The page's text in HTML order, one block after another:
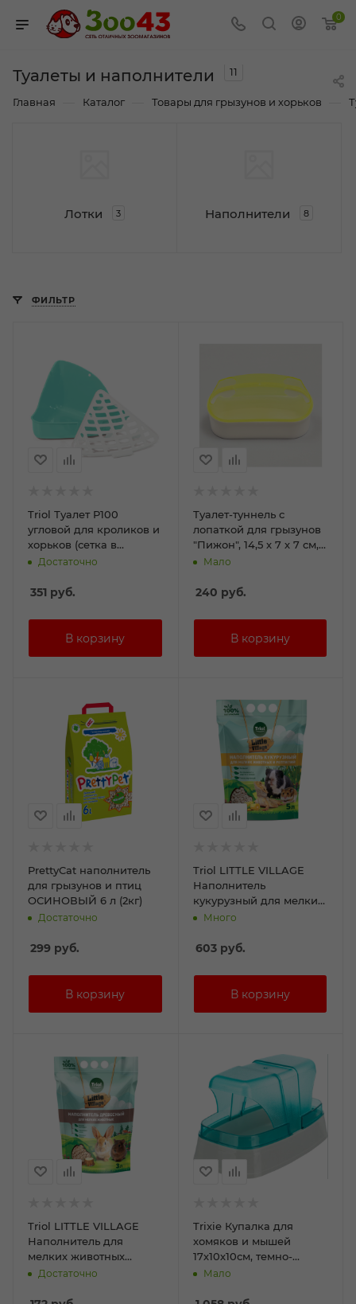
0
Туалеты и наполнители 11
Главная Каталог Товары для грызунов и хорьков
Лотки 3 Наполнители 8
ФИЛЬТР
Triol Туалет P100
угловой для кроликов и
хорьков (сетка в
комплекте)
Достаточно
351 руб.
Туалет-туннель с
лопаткой для грызунов
"Пижон", 14,5 х 7 х 7 см,
жёлтый
Мало
240 руб.
PrettyCat наполнитель
для грызунов и птиц
ОСИНОВЫЙ 6 л (2кг)
Достаточно
299 руб.
Triol LITTLE VILLAGE
Наполнитель
кукурузный для мелких
животных и рептилий,
Много
603руб.
Triol LITTLE VILLAGE
Наполнитель для
мелких животных
древесный 6мм, 3л
Достаточно
Trixie Купалка для
хомяков и мышей
17х10х10см, темно-
синий/бирюзовый
Мало